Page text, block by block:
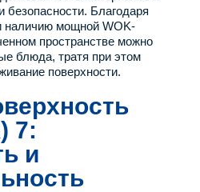
безопасности. Благодаря
наличию мощной WOK-
пространстве можно
блюда, тратя при этом
поверхности.
7:
и